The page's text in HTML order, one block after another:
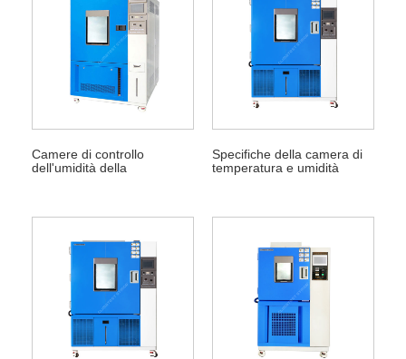
Camere di controllo
dell'umidità della
Specifiche della camera di
temperatura e umidità